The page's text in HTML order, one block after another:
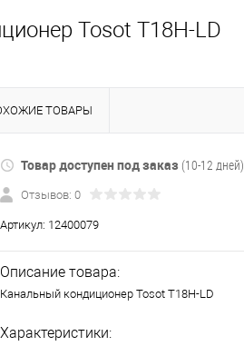
Tosot T18H-LD
ТОВАРЫ
Товар доступен под заказ (10-12 дней)
Отзывов: 0
Артикул: 12400079
Описание товара:
Канальный кондиционер Tosot T18H-LD
Характеристики: